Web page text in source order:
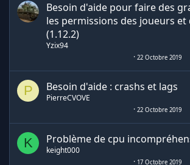
Besoin d'aide pour faire des
les permissions des joueurs
(1.12.2)
Yzix94
22 Octobre 2019
P Besoin d'aide : crashs et lags
PierreCVOVE
22 Octobre 2019
K Problème de cpu
keight000
17 Octobre 2019